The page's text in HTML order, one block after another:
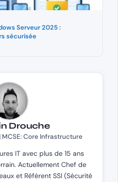
Serveur 2025 :
sécurisée
Drouche
Core Infrastructure
IT avec plus de 15 ans
Actuellement Chef de
et Référent SSI (Sécurité